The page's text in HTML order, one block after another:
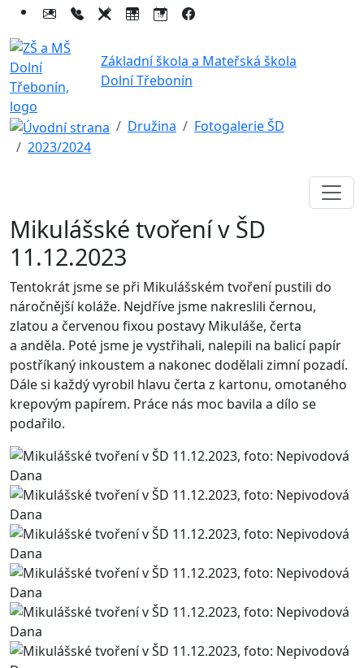
Základní škola a Mateřská škola
Dolní Třebonín
Družina
Fotogalerie ŠD
2023/2024
Mikulášské tvoření v ŠD
11.12.2023
Tentokrát jsme se při Mikulášském tvoření pustili do
náročnější koláže. Nejdříve jsme nakreslili černou,
zlatou a červenou fixou postavy Mikuláše, čerta
a anděla. Poté jsme je vystřihali, nalepili na balicí papír
postříkaný inkoustem a nakonec dodělali zimní pozadí.
Dále si každý vyrobil hlavu čerta z kartonu, omotaného
krepovým papírem. Práce nás moc bavila a dílo se
podařilo.